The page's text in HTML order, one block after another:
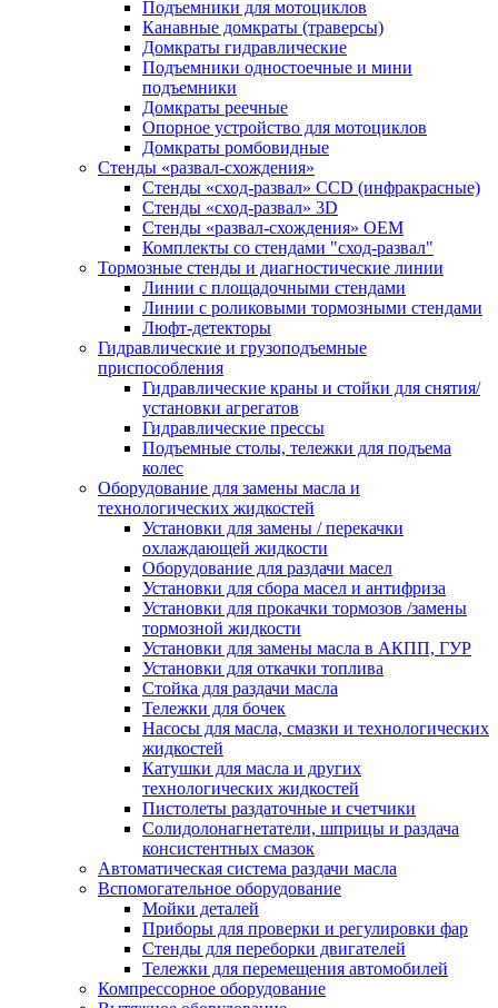
Подъемники для мотоциклов
Канавные домкраты (траверсы)
Домкраты гидравлические
Подъемники одностоечные и мини
подъемники
Домкраты реечные
Опорное устройство для мотоциклов
Домкраты ромбовидные
Стенды «развал-схождения»
Стенды «сход-развал» CCD (инфракрасные)
Стенды «сход-развал» 3D
Стенды «развал-схождения» ОЕМ
Комплекты со стендами "сход-развал"
Тормозные стенды и диагностические линии
Линии с площадочными стендами
Линии с роликовыми тормозными стендами
Люфт-детекторы
Гидравлические и грузоподъемные
приспособления
Гидравлические краны и стойки для снятия/
установки агрегатов
Гидравлические прессы
Подъемные столы, тележки для подъема
колес
Оборудование для замены масла и
технологических жидкостей
Установки для замены / перекачки
охлаждающей жидкости
Оборудование для раздачи масел
Установки для сбора масел и антифриза
Установки для прокачки тормозов /замены
тормозной жидкости
Установки для замены масла в АКПП, ГУР
Установки для откачки топлива
Стойка для раздачи масла
Тележки для бочек
Насосы для масла, смазки и технологических
жидкостей
Катушки для масла и других
технологических жидкостей
Пистолеты раздаточные и счетчики
Солидолонагнетатели, шприцы и раздача
консистентных смазок
Автоматическая система раздачи масла
Вспомогательное оборудование
Мойки деталей
Приборы для проверки и регулировки фар
Стенды для переборки двигателей
Тележки для перемещения автомобилей
Компрессорное оборудование